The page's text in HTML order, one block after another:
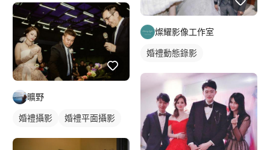
曠野
婚禮攝影 婚禮平面攝影
燦耀影像工作室
婚禮動態錄影